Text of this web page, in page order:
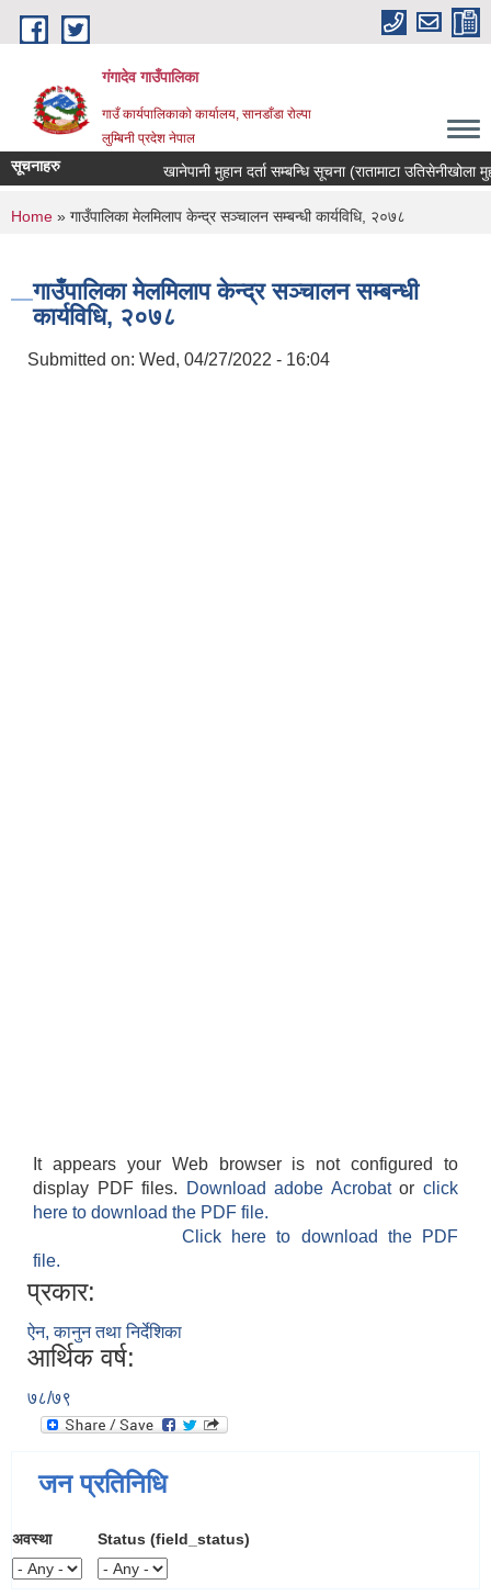
Skip to main content
गंगादेव गाउँपालिका
गाउँ कार्यपालिकाको कार्यालय, सानडाँडा रोल्पा
लुम्बिनी प्रदेश नेपाल
सूचनाहरु खानेपानी मुहान दर्ता सम्बन्धि सूचना (रातामाटा उतिसेनीखोला मुहान)
You are here
Home » गाउँपालिका मेलमिलाप केन्द्र सञ्चालन सम्बन्धी कार्यविधि, २०७८
गाउँपालिका मेलमिलाप केन्द्र सञ्चालन सम्बन्धी
कार्यविधि, २०७८
Submitted on: Wed, 04/27/2022 - 16:04
It appears your Web browser is not configured to
display PDF files.
Download adobe Acrobatorclick
here to download the PDF file.
Click here to download the PDF
file.
प्रकार:
ऐन, कानुन तथा निर्देशिका
आर्थिक वर्ष:
७८/७९
जन प्रतिनिधि
अवस्था Status (field_status)